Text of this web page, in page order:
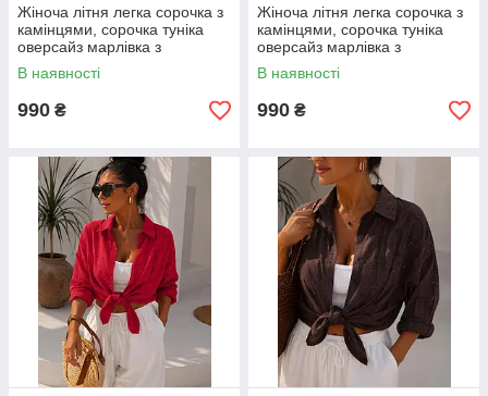
Жіноча літня легка сорочка з
камінцями, сорочка туніка
оверсайз марлівка з
камінцями розмір 42–52
В наявності
990 ₴
Жіноча літня легка сорочка з
камінцями, сорочка туніка
оверсайз марлівка з
камінцями розмір 42–52
В наявності
990 ₴